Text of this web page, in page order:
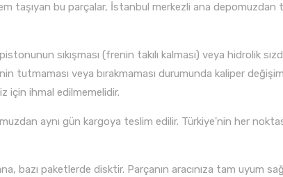
taşıyan bu parçalar, İstanbul merkezli ana depomuzdan
sıkışması (frenin takılı kalması) veya hidrolik
tutmaması veya bırakmaması durumunda kaliper
için ihmal edilmemelidir.
aynı gün kargoya teslim edilir. Türkiye'nin her
bazı paketlerde disktir. Parçanın aracınıza tam uyum